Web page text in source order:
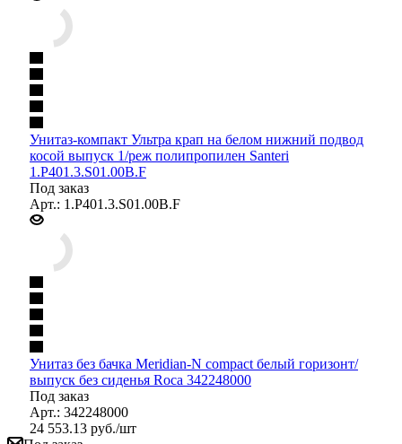
Унитаз-компакт Ультра крап на белом нижний подвод
косой выпуск 1/реж полипропилен Santeri
1.P401.3.S01.00B.F
Под заказ
Арт.: 1.P401.3.S01.00B.F
Унитаз без бачка Meridian-N compact белый горизонт/
выпуск без сиденья Roca 342248000
Под заказ
Арт.: 342248000
24 553.13 руб./шт